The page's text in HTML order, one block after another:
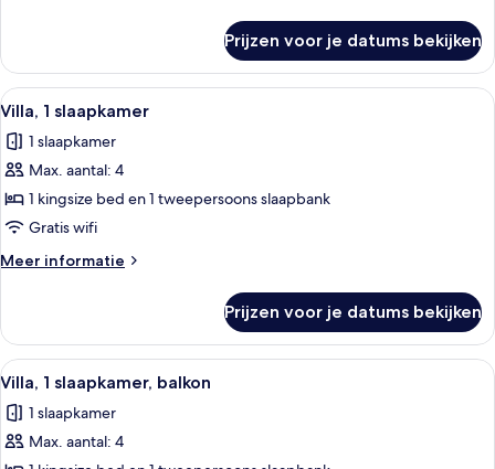
3
slaapkamers,
balkon
Prijzen voor je datums bekijken
Alle
foto's
voor
Villa,
1
slaapkamer
laden
Een moderne keuken met
2
Villa, 1 slaapkamer
1 slaapkamer
Max. aantal: 4
1 kingsize bed en 1 tweepersoons slaapbank
Gratis wifi
Meer informatie
Meer
1
slaapkamer
Prijzen voor je datums bekijken
Alle
foto's
voor
Villa,
Hotelkamer met een eettafel, rode
5
Villa, 1 slaapkamer, balkon
1 slaapkamer
Max. aantal: 4